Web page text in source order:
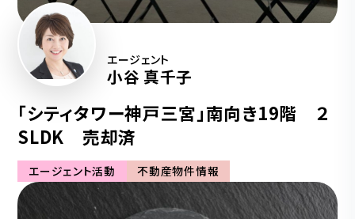
エージェント
小谷 真千子
「シティタワー神戸三宮」南向き19階 ２
SLDK 売却済
エージェント活動 不動産物件情報